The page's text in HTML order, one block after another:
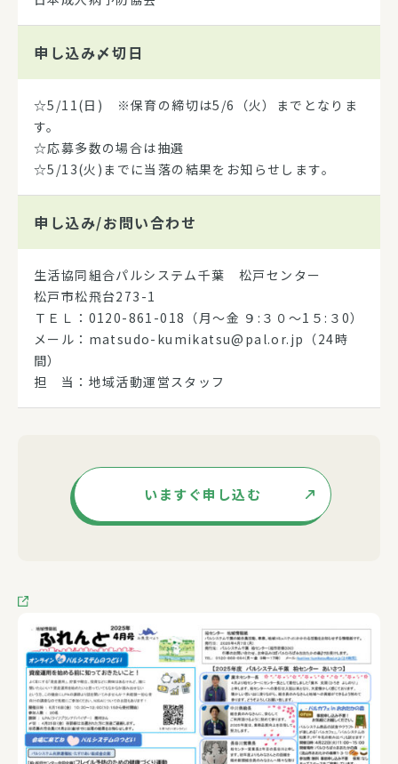
申し込み〆切日
☆5/11(日) ※保育の締切は5/6（火）までとなりま
す。
☆応募多数の場合は抽選
☆5/13(火)までに当落の結果をお知らせします。
申し込み/お問い合わせ
生活協同組合パルシステム千葉 松戸センター
松戸市松飛台273-1
ＴＥＬ：0120-861-018（月～金 ９:３０～1５:３0）
メール：matsudo-kumikatsu@pal.or.jp（24時
間）
担 当：地域活動運営スタッフ
いますぐ申し込む